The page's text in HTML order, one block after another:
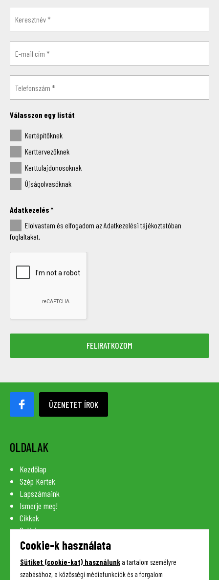
Válasszon egy listát
Kertépítőknek
Kerttervezőknek
Kerttulajdonosoknak
Újságolvasóknak
Adatkezelés *
Elolvastam és elfogadom az Adatkezelési tájékoztatóban
foglaltakat.
ÜZENETET ÍROK
OLDALAK
Kezdőlap
Szép Kertek
Lapszámaink
Ismerje meg!
Cikkek
Galéria
Szaknévsor
Kapcsolat
Cookie-k használata
Sütiket (cookie-kat) használunk a tartalom személyre
szabásához, a közösségi médiafunkciók és a forgalom